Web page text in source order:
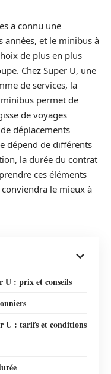
a connu une
années, et le minibus à
de plus en plus
Chez Super U, une
de services, la
permet de
de voyages
déplacements
dépend de différents
la durée du contrat
ces éléments
le mieux à
U : prix et conseils
U : tarifs et conditions